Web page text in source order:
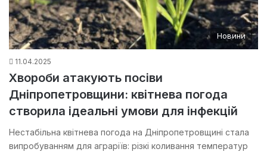
Новини
11.04.2025
Хвороби атакують посіви
Дніпропетровщини: квітнева погода
створила ідеальні умови для інфекцій
Нестабільна квітнева погода на Дніпропетровщині стала
випробуванням для аграріїв: різкі коливання температур